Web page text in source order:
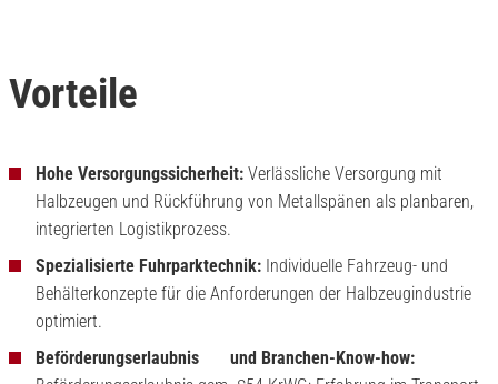
Vorteile
Hohe Versorgungssicherheit: Verlässliche Versorgung mit
Halbzeugen und Rückführung von Metallspänen als planbaren,
integrierten Logistikprozess.
Spezialisierte Fuhrparktechnik: Individuelle Fahrzeug- und
Behälterkonzepte für die Anforderungen der Halbzeugindustrie
optimiert.
Beförderungserlaubnis und Branchen-Know-how: